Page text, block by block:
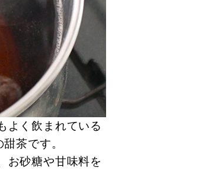
よく飲まれている
茶です。
お砂糖や甘味料を